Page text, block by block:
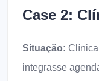
Case 2:
Situação:
integrasse